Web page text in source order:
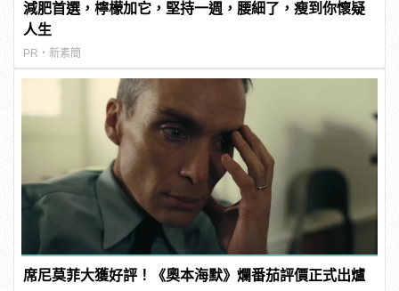
減肥首選，檸檬加它，堅持一週，腰細了，瘦到你懷疑
人生
PR・新素簡
席尼莫菲大獲好評！《奧本海默》爛番茄評價正式出爐